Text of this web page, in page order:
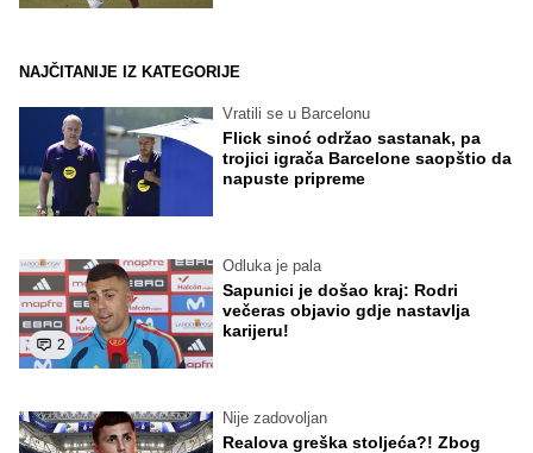
NAJČITANIJE IZ KATEGORIJE
Vratili se u Barcelonu
Flick sinoć održao sastanak, pa
trojici igrača Barcelone saopštio da
napuste pripreme
2
Odluka je pala
Sapunici je došao kraj: Rodri
večeras objavio gdje nastavlja
karijeru!
Nije zadovoljan
Realova greška stoljeća?! Zbog